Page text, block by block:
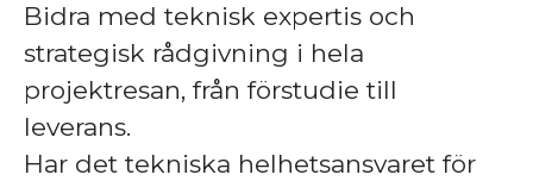
Bidra med teknisk expertis och
strategisk rådgivning i hela
projektresan, från förstudie till
leverans.
Har det tekniska helhetsansvaret för